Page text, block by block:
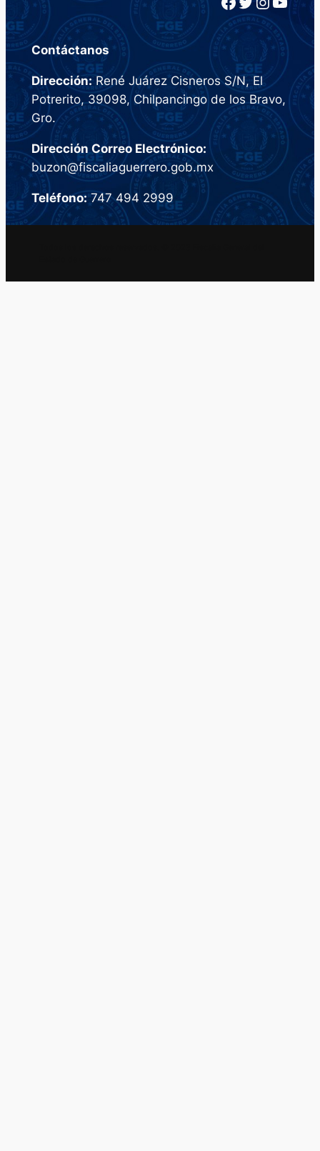
Contáctanos
Dirección: René Juárez Cisneros S/N, El
Potrerito, 39098, Chilpancingo de los Bravo,
Gro.
Dirección Correo Electrónico:
buzon@fiscaliaguerrero.gob.mx
Teléfono:747 494 2999